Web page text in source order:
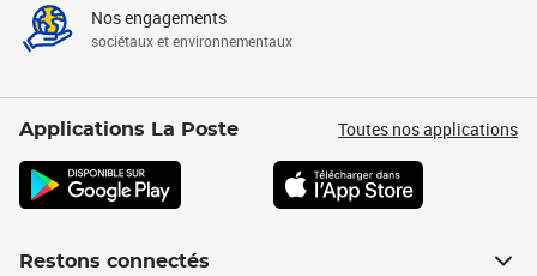
Nos engagements
sociétaux et environnementaux
Applications La Poste Toutes nos applications
Restons connectés